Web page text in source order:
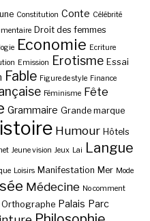
Constitution Conte Célébrité
Droit des femmes
Economie Ecriture
Emission Erotisme Essai
Fable Figure de style Finance
Féminisme Fête
Grammaire Grande marque
Humour Hôtels
Jeune vision Jeux Lai Langue
Loisirs Manifestation Mer Mode
Médecine No comment
Orthographe Palais Parc